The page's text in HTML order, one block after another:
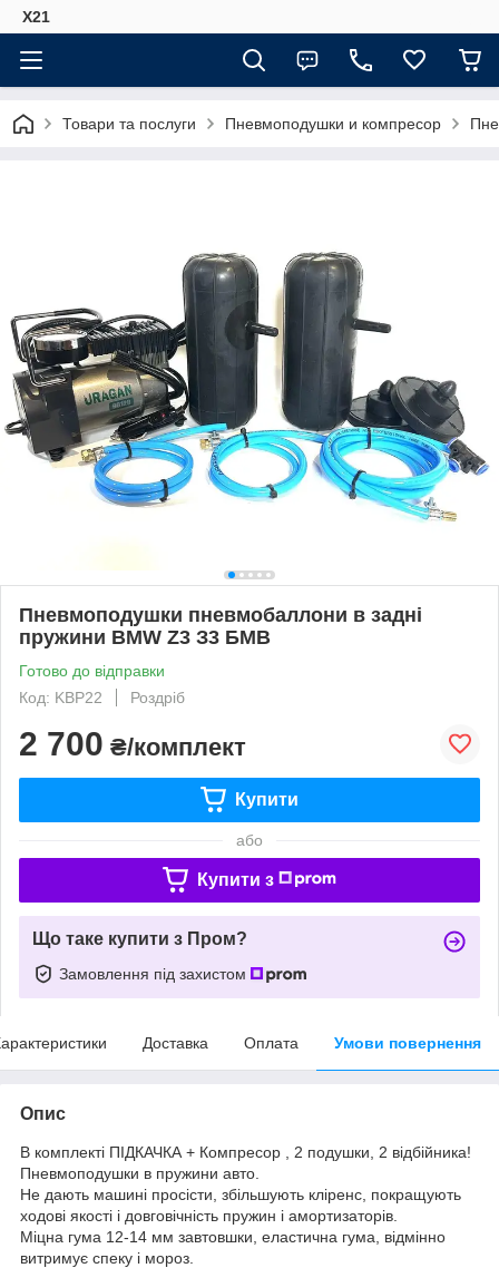
Х21
Товари та послуги Пневмоподушки и компресор
Пневмоподушки пневмобаллони в задні
пружини BMW Z3 З3 БМВ
Готово до відправки
Код: KBP22
Роздріб
2 700 ₴/комплект
Купити
або
Купити з
Що таке купити з Пром?
Замовлення під захистом
Доставка Оплата Умови повернення
Опис
В комплекті ПІДКАЧКА + Компресор , 2 подушки, 2 відбійника!
Пневмоподушки в пружини авто.
Не дають машині просісти, збільшують кліренс, покращують
ходові якості і довговічність пружин і амортизаторів.
Міцна гума 12-14 мм завтовшки, еластична гума, відмінно
витримує спеку і мороз.